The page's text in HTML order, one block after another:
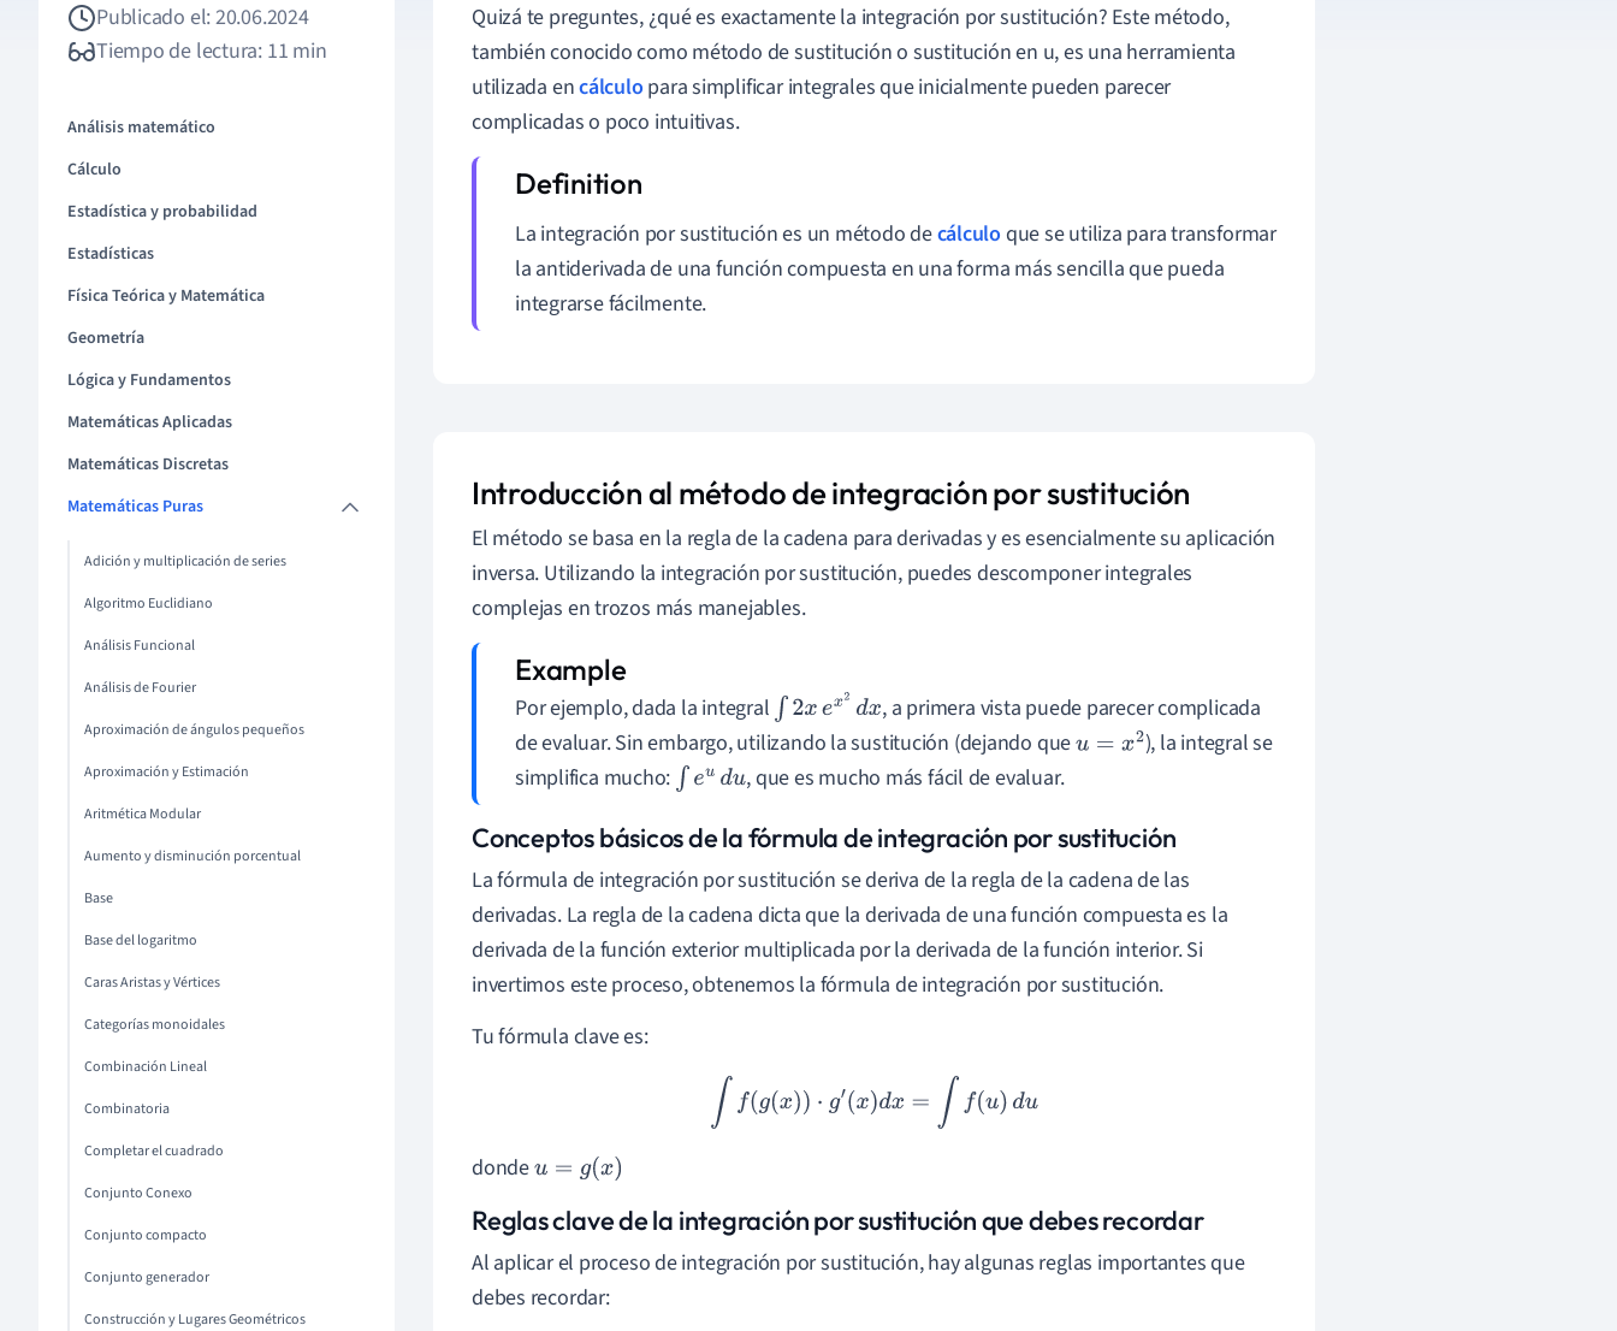
Publicado el: 20.06.2024
Tiempo de lectura: 11 min
Análisis matemático
Cálculo
Estadística y probabilidad
Estadísticas
Física Teórica y Matemática
Geometría
Lógica y Fundamentos
Matemáticas Aplicadas
Matemáticas Discretas
Matemáticas Puras
Adición y multiplicación de series
Algoritmo Euclidiano
Análisis Funcional
Análisis de Fourier
Aproximación de ángulos pequeños
Aproximación y Estimación
Aritmética Modular
Aumento y disminución porcentual
Base
Base del logaritmo
Caras Aristas y Vértices
Categorías monoidales
Combinación Lineal
Combinatoria
Completar el cuadrado
Conjunto Conexo
Conjunto compacto
Conjunto generador
Construcción y Lugares Geométricos
Quizá te preguntes, ¿qué es exactamente la integración por sustitución? Este método,
también conocido como método de sustitución o sustitución en u, es una herramienta
utilizada encálculopara simplificar integrales que inicialmente pueden parecer
complicadas o poco intuitivas.
La integración por sustitución es un método decálculoque se utiliza para transformar
la antiderivada de una función compuesta en una forma más sencilla que pueda
integrarse fácilmente.
Introducción al método de integración por sustitución
El método se basa en la regla de la cadena para derivadas y es esencialmente su aplicación
inversa. Utilizando la integración por sustitución, puedes descomponer integrales
complejas en trozos más manejables.
Por ejemplo, dada la integral ∫2 xex2d
, a primera vista puede parecer complicada
de evaluar. Sin embargo, utilizando la sustitución (dejando queu=x2
), la integral se
simplifica mucho: ∫e ud u , que es mucho más fácil de evaluar.
Conceptos básicos de la fórmula de integración por sustitución
La fórmula de integración por sustitución se deriva de la regla de la cadena de las
derivadas. La regla de la cadena dicta que la derivada de una función compuesta es la
derivada de la función exterior multiplicada por la derivada de la función interior. Si
invertimos este proceso, obtenemos la fórmula de integración por sustitución.
Tu fórmula clave es:
∫f(g( x )⋅g′(x)dx= ∫f(u d u
dondeu=g( x)
Reglas clave de la integración por sustitución que debes recordar
Al aplicar el proceso de integración por sustitución, hay algunas reglas importantes que
debes recordar: